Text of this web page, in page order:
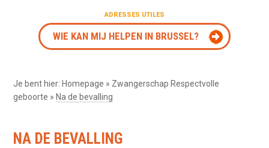
ADRESSES UTILES
WIE KAN MIJ HELPEN IN BRUSSEL?
Je bent hier: Homepage » Zwangerschap Respectvolle
geboorte » Na de bevalling
NA DE BEVALLING